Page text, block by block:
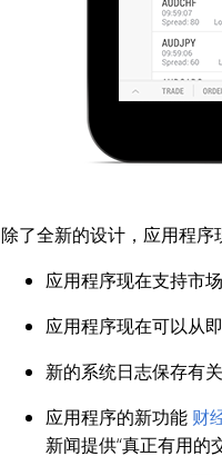
除了全新的设计，应用程
应用程序现在支持市
应用程序现在可以从
新的系统日志保存有
应用程序的新功能 财
新闻提供“真正有用的